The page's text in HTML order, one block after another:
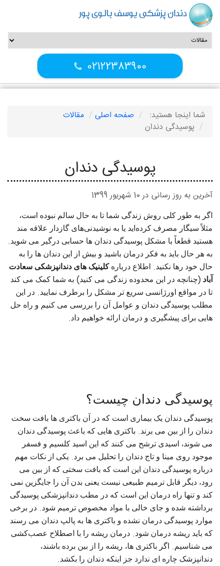
دندان پزشکی یوسف بالوی پور
02122383900
شما اینجا هستید: صفحه اصلی
مقالات
پوسیدگی دندان
پوسیدگی دندان
آخرین به روز رسانی در 10 شهریور 1399
اگر به طور کلی روش زندگی شما تا به حال سالم نبوده است،
مثلاً سیگار مصرف کرده‌اید یا به نوشیدنی‌های گازدار علاقه مند
هستید قطعاً با مشکل پوسیدگی دندان‌ ها حسابی درگیر می‌ شوید.
به هر حال باید به فکر درمان باشید و بیش از این دندان‌ ها را به
حال خود رها نکنید. اطلاع دربارهکلینیک‌ های دندانپزشکی سعادت
آباد (چنانچه در این محدوده زندگی می‌ کنید) به شما کمک می‌ کند
تا در مواقع اورژانسی سریع‌ تر مشکل را برطرف نمایید. در این
مطلب پوسیدگی دندان و عوامل آن را بررسی می‌ کنیم و راه حل‌
هایی برای پیشگیری و درمان ارائه خواهیم داد.
پوسیدگی دندان چیست؟
پوسیدگی دندان یک بیماری است که در آن باکتری‌ ها بافت سخت
دندان را از بین می‌ برند. باکتری‌ هایی که باعث پوسیدگی دندان
می‌ شوند، اسیدی ترشح می‌ کنند که این اسید کلسیم و فسفر
موجود روی مینا و تاج دندان را تحلیل می‌ برد. یکی از نکات مهم
درباره پوسیدگی دندان این است که بافت سختی که از بین می‌
رود، دیگر قابل ترمیم طبیعی نیست یعنی بدن آن را جایگزین نمی‌
کند و تنها راه درمان این است که در مطب دندانپزشکی پوسیدگی
برداشته شده و جای خالی با مواد مخصوص ترمیم شود. در برخی
موارد پوسیدگی درمان نشده و باکتری‌ ها به پالپ دندان می‌ رسند
که باید ریشه درمان شود. درمان ریشه را با اصطلاح عصب‌کشی
می‌ شناسیم . اگر باکتری‌ ها، ریشه را از بین برده باشند،
دندانپزشک چاره‌ ای ندارد جز اینکه دندان را بکشد.